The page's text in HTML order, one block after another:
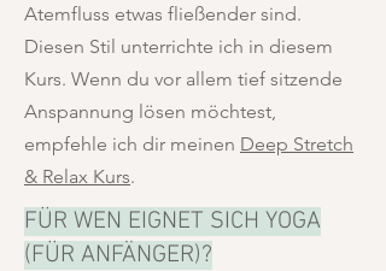
Atemfluss etwas fließender sind.
Diesen Stil unterrichte ich in diesem
Kurs. Wenn du vor allem tief sitzende
Anspannung lösen möchtest,
empfehle ich dir meinen Deep Stretch
& Relax Kurs.
FÜR WEN EIGNET SICH YOGA
(FÜR ANFÄNGER)?